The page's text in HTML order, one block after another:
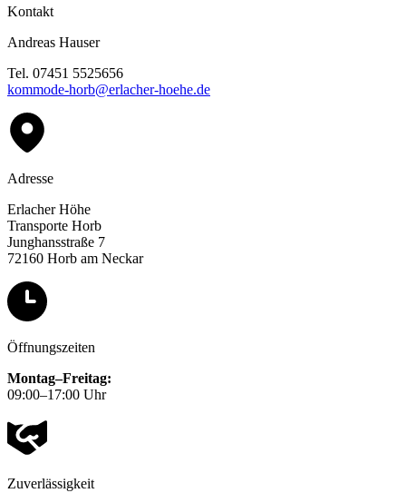
Kontakt
Andreas Hauser
Tel. 07451 5525656
kommode-horb@erlacher-hoehe.de
Adresse
Erlacher Höhe
Transporte Horb
Junghansstraße 7
72160 Horb am Neckar
Öffnungszeiten
Montag–Freitag:
09:00–17:00 Uhr
Zuverlässigkeit